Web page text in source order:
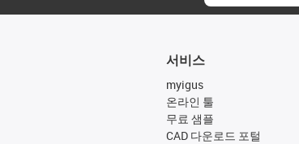
서비스
myigus
온라인 툴
무료 샘플
CAD 다운로드 포털